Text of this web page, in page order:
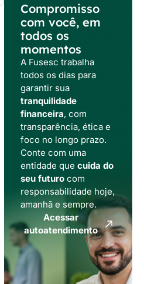
Compromisso
com você, em
todos os
momentos
A Fusesc trabalha
todos os dias para
garantir sua
tranquilidade
financeira, com
transparência, ética e
foco no longo prazo.
Conte com uma
entidade que cuida do
seu futurocom
responsabilidade hoje,
amanhã e sempre.
Acessar
autoatendimento